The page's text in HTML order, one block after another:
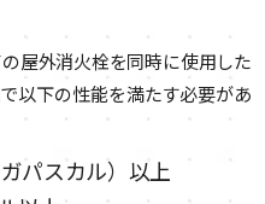
屋外消火栓を同時に使用した
以下の性能を満たす必要があ
パスカル）以上